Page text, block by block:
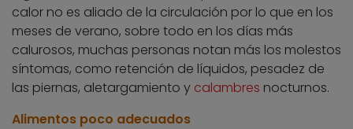
calor no es aliado de la circulación por lo que en los
meses de verano, sobre todo en los días más
calurosos, muchas personas notan más los molestos
síntomas, como retención de líquidos, pesadez de
las piernas, aletargamiento y calambres nocturnos.
Alimentos poco adecuados